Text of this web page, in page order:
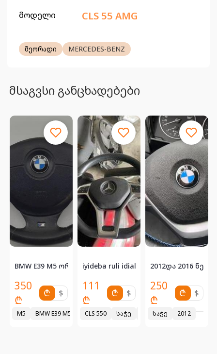
მოდელი CLS 55 AMG
მეორადი MERCEDES-BENZ
მსაგვსი განცხადებები
ლარი თბილისი...მულტი საჭე 50 ლარი თბ...
ვანუსიანის მულტი საჭე 1996
BMW E39 M5 ორიგინალი საჭე (შლეიფით) გერმანიიდ...
350
₾
₾ $
M5 BMW E39 M5 ორიგინალი საჭე გერმანიიდან! 1997
iyideba ruli idialur mdgomareobashi
111
₾
₾ $
CLS 550 საჭე 2012
2012და 2016
250
₾
₾ $
საჭე 2012